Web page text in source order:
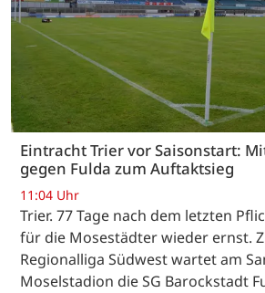
Eintracht Trier vor Saisonstart:
gegen Fulda zum Auftaktsieg
11:04 Uhr
Trier. 77 Tage nach dem letzten
für die Mosestädter wieder ernst.
Regionalliga Südwest wartet am
Moselstadion die SG Barockstadt